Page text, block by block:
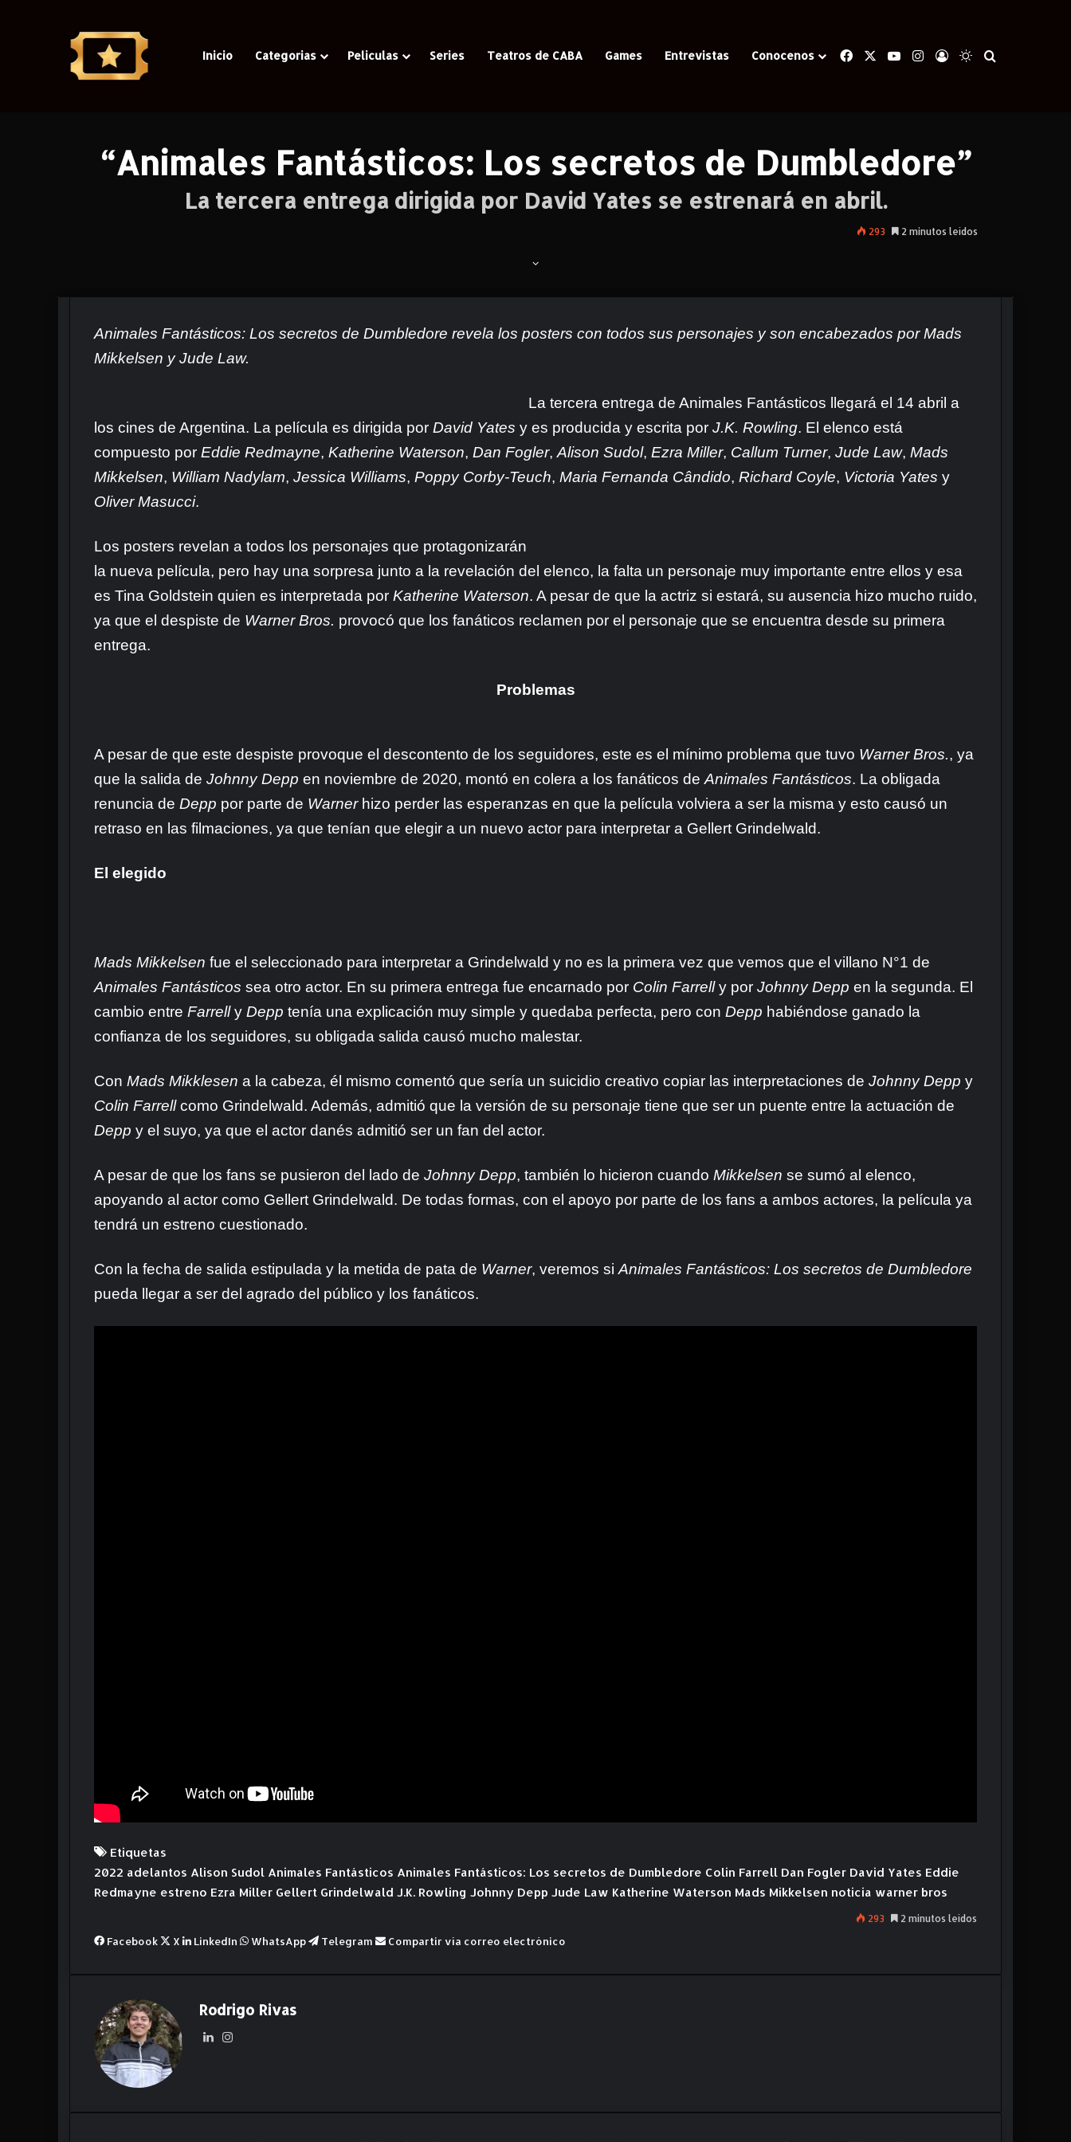
Inicio Categorias Peliculas Series Teatros de CABA Games Entrevistas Conocenos FacebookYouTubeInstagram
Iniciar Sesión
Switch skin
“Animales Fantásticos: Los secretos de Dumbledore”
La tercera entrega dirigida por David Yates se estrenará en abril.
293 2 minutos leídos
Animales Fantásticos: Los secretos de Dumbledore revela los posters con todos sus personajes y son encabezados por Mads
Mikkelsen y Jude Law.
La tercera entrega de Animales Fantásticos llegará el 14 abril a
los cines de Argentina. La película es dirigida por David Yates y es producida y escrita por J.K. Rowling. El elenco está
compuesto por Eddie Redmayne, Katherine Waterson, Dan Fogler, Alison Sudol, Ezra Miller, Callum Turner, Jude Law, Mads
Mikkelsen, William Nadylam, Jessica Williams, Poppy Corby-Teuch, Maria Fernanda Cândido, Richard Coyle, Victoria Yates y
Oliver Masucci.
Los posters revelan a todos los personajes que protagonizarán
la nueva película, pero hay una sorpresa junto a la revelación del elenco, la falta un personaje muy importante entre ellos y esa
es Tina Goldstein quien es interpretada por Katherine Waterson. A pesar de que la actriz si estará, su ausencia hizo mucho ruido,
ya que el despiste de Warner Bros. provocó que los fanáticos reclamen por el personaje que se encuentra desde su primera
entrega.
Problemas
A pesar de que este despiste provoque el descontento de los seguidores, este es el mínimo problema que tuvo Warner Bros., ya
que la salida de Johnny Depp en noviembre de 2020, montó en colera a los fanáticos de Animales Fantásticos. La obligada
renuncia de Depp por parte de Warnerhizo perder las esperanzas en que la película volviera a ser la misma y esto causó un
retraso en las filmaciones, ya que tenían que elegir a un nuevo actor para interpretar a Gellert Grindelwald.
El elegido
Mads Mikkelsen fue el seleccionado para interpretar a Grindelwald y no es la primera vez que vemos que el villano N°1 de
Animales Fantásticos sea otro actor. En su primera entrega fue encarnado por Colin Farrelly por Johnny Depp en la segunda. El
cambio entre Farrelly Depp tenía una explicación muy simple y quedaba perfecta, pero con Depp habiéndose ganado la
confianza de los seguidores, su obligada salida causó mucho malestar.
Con Mads Mikklesen a la cabeza, él mismo comentó que sería un suicidio creativo copiar las interpretaciones de Johnny Depp y
Colin Farrellcomo Grindelwald. Además, admitió que la versión de su personaje tiene que ser un puente entre la actuación de
Depp y el suyo, ya que el actor danés admitió ser un fan del actor.
A pesar de que los fans se pusieron del lado de Johnny Depp, también lo hicieron cuando Mikkelsen se sumó al elenco,
apoyando al actor como Gellert Grindelwald. De todas formas, con el apoyo por parte de los fans a ambos actores, la película ya
tendrá un estreno cuestionado.
Con la fecha de salida estipulada y la metida de pata de Warner, veremos si Animales Fantásticos: Los secretos de Dumbledore
pueda llegar a ser del agrado del público y los fanáticos.
Etiquetas
2022 adelantos Alison Sudol Animales Fantásticos Animales Fantásticos: Los secretos de Dumbledore Colin Farrell Dan Fogler David Yates Eddie
Redmayne estreno Ezra Miller Gellert Grindelwald J.K. Rowling Johnny Depp Jude Law Katherine Waterson Mads Mikkelsen noticia warner bros
293 2 minutos leídos
Facebook X LinkedIn WhatsApp Telegram Compartir vía correo electrónico
Rodrigo Rivas
Lin